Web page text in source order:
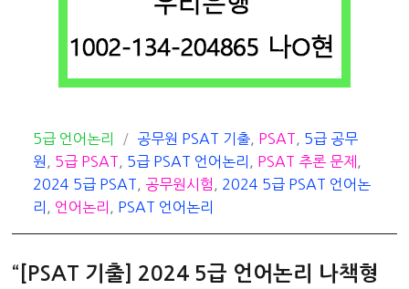
카
테
고
리
5급 언어논리
태
그
공무원 PSAT 기출, PSAT
5급 공무
원
5급 PSAT 5급 PSAT 언어논리 PSAT 추론 문제
2024 5급 PSAT
공무원시험
2024 5급 PSAT 언어논
리
언어논리 PSAT 언어논리
“[PSAT 기출] 2024 5급 언어논리 나책형